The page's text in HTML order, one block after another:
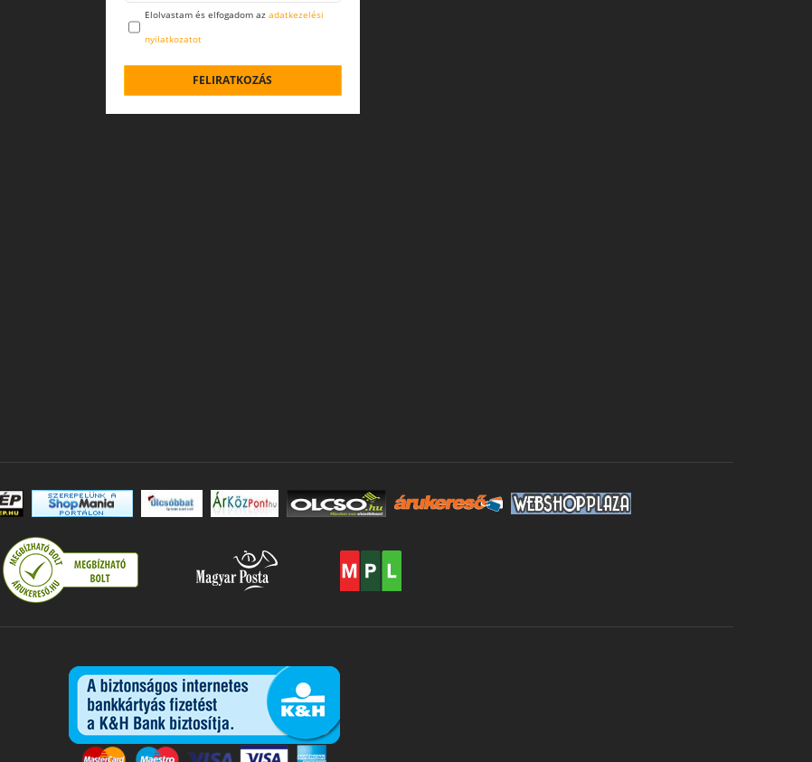
Elolvastam és elfogadom az adatkezelési
nyilatkozatot
FELIRATKOZÁS